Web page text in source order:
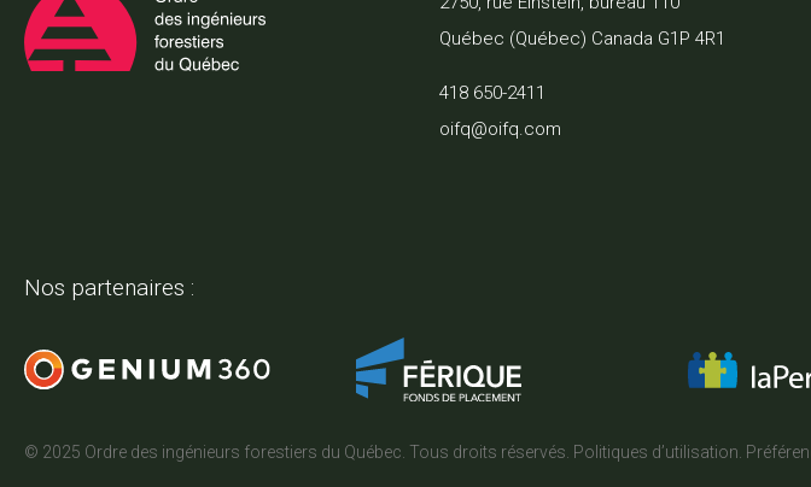
Québec (Québec) Canada G1P 4R1
418 650-2411
oifq@oifq.com
Nos partenaires :
© 2025 Ordre des ingénieurs forestiers du Québec. Tous droits réservés. Politiques d’utilisation.